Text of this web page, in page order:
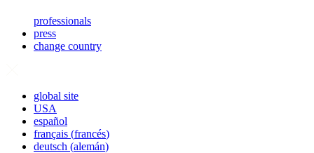
professionals
press
change country
global site
USA
español
français (francés)
deutsch (alemán)